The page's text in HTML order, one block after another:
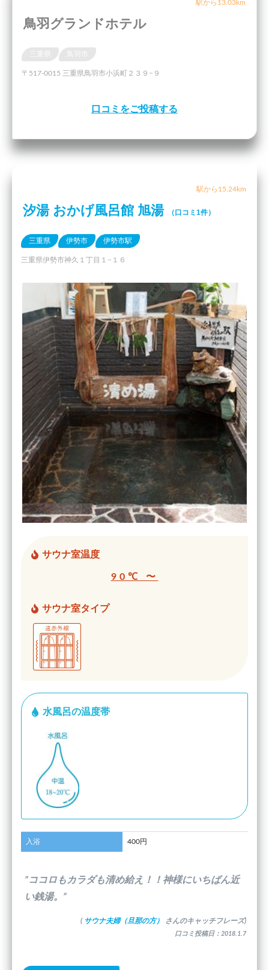
駅から13.03km
鳥羽グランドホテル
〒517-0015 三重県鳥羽市小浜町２３９−９
口コミをご投稿する
駅から15.24km
汐湯 おかげ風呂館 旭湯 （口コミ1件）
三重県 伊勢市 伊勢市駅
三重県伊勢市神久１丁目１−１６
サウナ室温度
90℃ 〜
サウナ室タイプ
水風呂の温度帯
入浴 400円
”ココロもカラダも清め給え！！神様にいちばん近
い銭湯。”
( サウナ夫婦（旦那の方） さんのキャッチフレーズ)
口コミ投稿日：2018.1.7